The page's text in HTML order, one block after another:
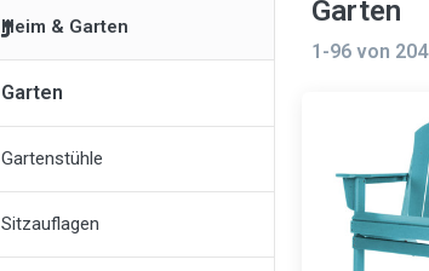
Heim & Garten
Garten
Gartenstühle
Sitzauflagen
Garten
1-96 von 204